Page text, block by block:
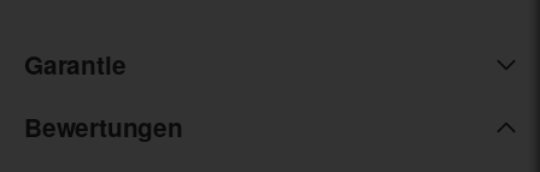
Garantie
Bewertungen